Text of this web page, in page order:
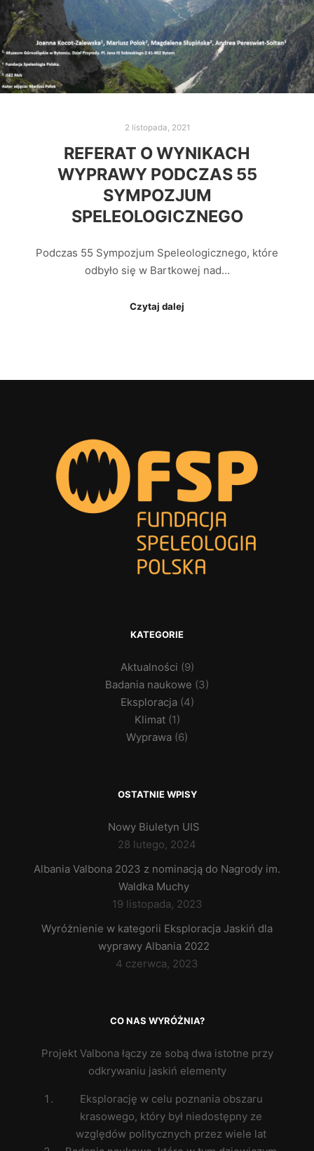
2 listopada, 2021
REFERAT O WYNIKACH
WYPRAWY PODCZAS 55
SYMPOZJUM
SPELEOLOGICZNEGO
Podczas 55 Sympozjum Speleologicznego, które
odbyło się w Bartkowej nad…
Czytaj dalej
KATEGORIE
Aktualności (9)
Badania naukowe (3)
Eksploracja(4)
Klimat(1)
Wyprawa (6)
OSTATNIE WPISY
Nowy Biuletyn UIS
28 lutego, 2024
Albania Valbona 2023 z nominacją do Nagrody im.
Waldka Muchy
19 listopada, 2023
Wyróżnienie w kategorii Eksploracja Jaskiń dla
wyprawy Albania 2022
4 czerwca, 2023
CO NAS WYRÓŻNIA?
Projekt Valbona łączy ze sobą dwa istotne przy
odkrywaniu jaskiń elementy
Eksplorację w celu poznania obszaru
krasowego, który był niedostępny ze
względów politycznych przez wiele lat